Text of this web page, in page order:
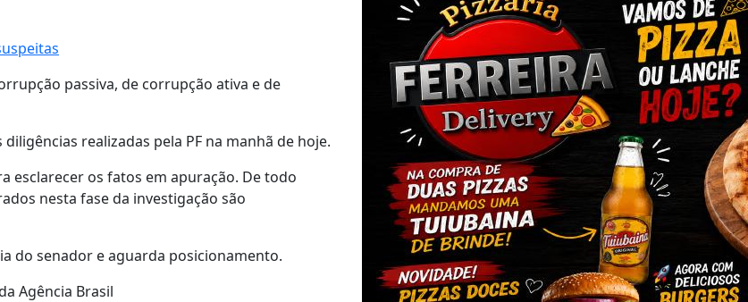
passiva, de corrupção ativa e de
realizadas pela PF na manhã de hoje.
esclarecer os fatos em apuração. De todo
nesta fase da investigação são
do senador e aguarda posicionamento.
Agência Brasil